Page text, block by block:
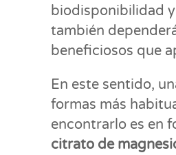
biodisponibilidad
también
beneficiosos que
En este sentido,
formas más
encontrarlo es en
citrato de